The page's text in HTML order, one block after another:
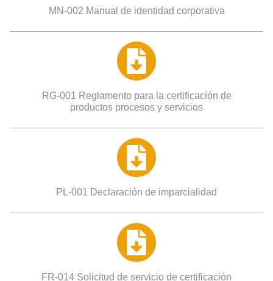
MN-002 Manual de identidad corporativa
RG-001 Reglamento para la certificación de
productos procesos y servicios
PL-001 Declaración de imparcialidad
FR-014 Solicitud de servicio de certificación